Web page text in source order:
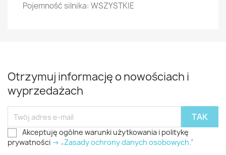
Pojemność silnika: WSZYSTKIE
Otrzymuj informację o nowościach i
wyprzedażach
Akceptuję ogólne warunki użytkowania i politykę
prywatności -> „Zasady ochrony danych osobowych.”